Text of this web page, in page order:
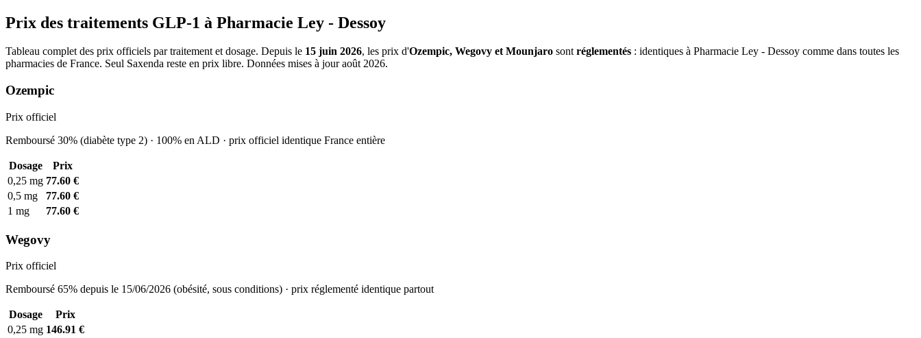
Prix des traitements GLP-1 à Pharmacie Ley - Dessoy
Tableau complet des prix officiels par traitement et dosage. Depuis le 15 juin 2026, les prix d'Ozempic, Wegovy et Mounjaro sontréglementés : identiques à Pharmacie Ley - Dessoy comme dans toutes les
pharmacies de France. Seul Saxenda reste en prix libre. Données mises à jour août 2026.
Ozempic
Prix officiel
Remboursé 30% (diabète type 2) · 100% en ALD · prix officiel identique France entière
Dosage
Prix
0,25 mg 77.60 €
0,5 mg
77.60 €
1 mg
77.60 €
Wegovy
Prix officiel
Remboursé 65% depuis le 15/06/2026 (obésité, sous conditions) · prix réglementé identique partout
Dosage
Prix
0,25 mg 146.91 €